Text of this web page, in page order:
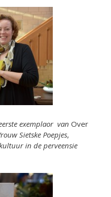
exemplaor van Over
Sietske Poepjes,
in de perveensie